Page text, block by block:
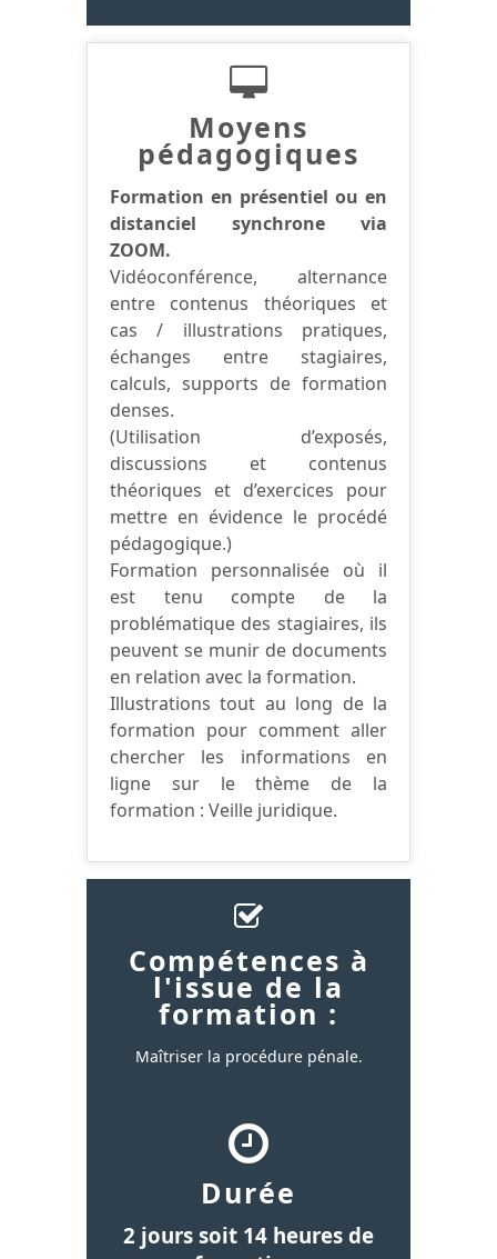
Moyens
pédagogiques
Formation en présentiel ou en
distanciel synchrone via
ZOOM.
Vidéoconférence, alternance
entre contenus théoriques et
cas / illustrations pratiques,
échanges entre stagiaires,
calculs, supports de formation
denses.
(Utilisation d’exposés,
discussions et contenus
théoriques et d’exercices pour
mettre en évidence le procédé
pédagogique.)
Formation personnalisée où il
est tenu compte de la
problématique des stagiaires, ils
peuvent se munir de documents
en relation avec la formation.
Illustrations tout au long de la
formation pour comment aller
chercher les informations en
ligne sur le thème de la
formation : Veille juridique.
Compétences à
l'issue de la
formation :
Maîtriser la procédure pénale.
Durée
2 jours soit 14 heures de